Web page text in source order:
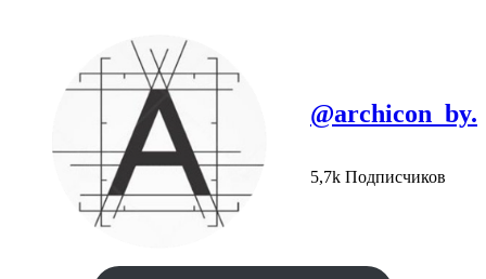
@archicon_by.
5,7k Подписчиков